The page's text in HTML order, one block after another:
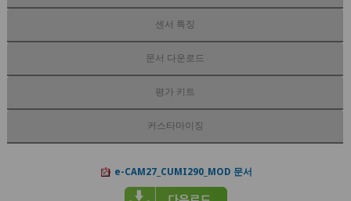
센서 특징
문서 다운로드
평가 키트
커스타마이징
e-CAM27_CUMI290_MOD 문서